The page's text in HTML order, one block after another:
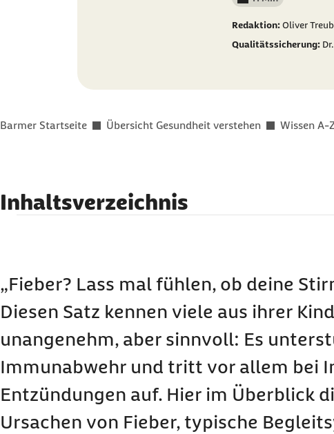
Lesedauer weniger als
Redaktion:Oliver
Qualitätssicherung:
Sie befinden sich hier:
Barmer Startseite Übersicht Gesundheit verstehen Wissen A-
Inhaltsverzeichnis
Ursachen: Worauf reagiert der Körper mit Fieber?
Verlauf: Wie kann sich Fieber entwickeln?
Diagnose: Wie wird Fieber festgestellt und
Behandlung: Was hilft gegen Fieber?
„Fieber? Lass mal fühlen, ob deine
Diesen Satz kennen viele aus ihrer
unangenehm, aber sinnvoll: Es
Immunabwehr und tritt vor allem bei
Entzündungen auf. Hier im Überblick
Ursachen von Fieber, typische